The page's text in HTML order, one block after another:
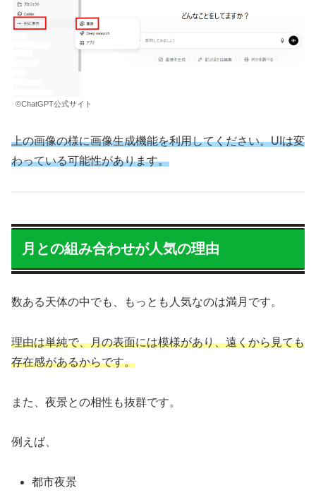
©ChatGPT公式サイト
上の画像の様に画像生成機能を利用してください。UIは変
わっている可能性があります。
月との組み合わせが人気の理由
数ある天体の中でも、もっとも人気なのは満月です。
理由は単純で、月の表面には模様があり、遠くから見ても
存在感があるからです。
また、夜景との相性も抜群です。
例えば、
都市夜景